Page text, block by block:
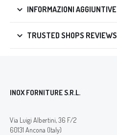
INFORMAZIONI AGGIUNTIVE
TRUSTED SHOPS REVIEWS
INOX FORNITURE S.R.L.
Via Luigi Albertini, 36 F/2
60131 Ancona (Italy)